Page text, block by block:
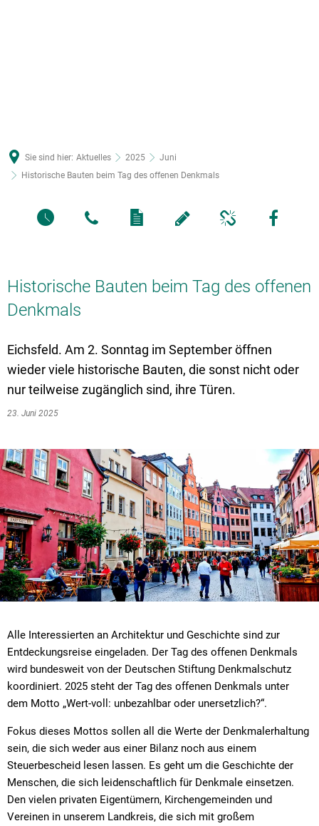
Sie sind hier: Aktuelles 2025
Juni
Historische Bauten beim Tag des offenen Denkmals
Historische Bauten beim Tag des offenen
Denkmals
Eichsfeld. Am 2. Sonntag im September öffnen
wieder viele historische Bauten, die sonst nicht oder
nur teilweise zugänglich sind, ihre Türen.
23. Juni 2025
Alle Interessierten an Architektur und Geschichte sind zur
Entdeckungsreise eingeladen. Der Tag des offenen Denkmals
wird bundesweit von der Deutschen Stiftung Denkmalschutz
koordiniert. 2025 steht der Tag des offenen Denkmals unter
dem Motto „Wert-voll: unbezahlbar oder unersetzlich?“.
Fokus dieses Mottos sollen all die Werte der Denkmalerhaltung
sein, die sich weder aus einer Bilanz noch aus einem
Steuerbescheid lesen lassen. Es geht um die Geschichte der
Menschen, die sich leidenschaftlich für Denkmale einsetzen.
Den vielen privaten Eigentümern, Kirchengemeinden und
Vereinen in unserem Landkreis, die sich mit großem